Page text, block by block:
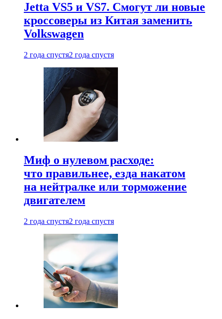
Jetta VS5 и VS7. Смогут ли новые
кроссоверы из Китая заменить
Volkswagen
2 года спустя2 года спустя
Миф о нулевом расходе:
что правильнее, езда накатом
на нейтралке или торможение
двигателем
2 года спустя2 года спустя